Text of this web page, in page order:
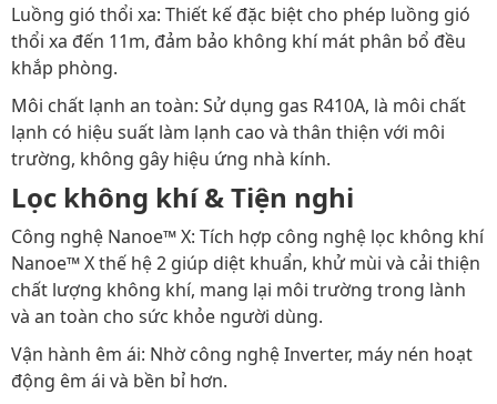
Luồng gió thổi xa: Thiết kế đặc biệt cho phép luồng gió
thổi xa đến 11m, đảm bảo không khí mát phân bổ đều
khắp phòng.
Môi chất lạnh an toàn: Sử dụng gas R410A, là môi chất
lạnh có hiệu suất làm lạnh cao và thân thiện với môi
trường, không gây hiệu ứng nhà kính.
Lọc không khí & Tiện nghi
Công nghệ Nanoe™ X: Tích hợp công nghệ lọc không khí
Nanoe™ X thế hệ 2 giúp diệt khuẩn, khử mùi và cải thiện
chất lượng không khí, mang lại môi trường trong lành
và an toàn cho sức khỏe người dùng.
Vận hành êm ái: Nhờ công nghệ Inverter, máy nén hoạt
động êm ái và bền bỉ hơn.